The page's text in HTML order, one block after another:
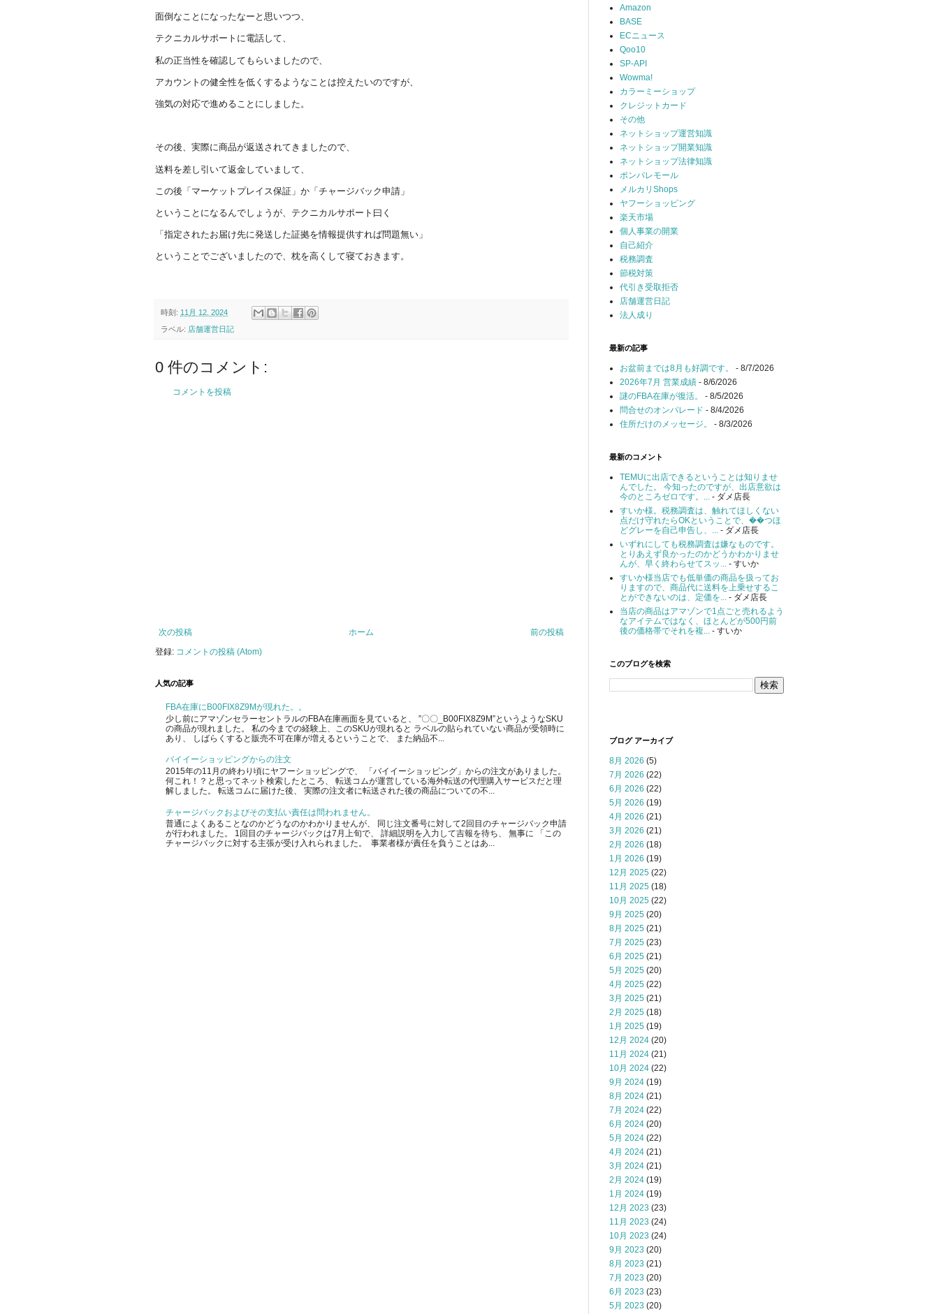
面倒なことになったなーと思いつつ、
テクニカルサポートに電話して、
私の正当性を確認してもらいましたので、
アカウントの健全性を低くするようなことは控えたいのですが、
強気の対応で進めることにしました。
その後、実際に商品が返送されてきましたので、
送料を差し引いて返金していまして、
この後「マーケットプレイス保証」か「チャージバック申請」
ということになるんでしょうが、テクニカルサポート曰く
「指定されたお届け先に発送した証拠を情報提供すれば問題無い」
ということでございましたので、枕を高くして寝ておきます。
時刻: 11月 12, 2024
ラベル: 店舗運営日記
0 件のコメント:
コメントを投稿
次の投稿 前の投稿
ホーム
登録: コメントの投稿 (Atom)
人気の記事
FBA在庫にB00FIX8Z9Mが現れた。。
少し前にアマゾンセラーセントラルのFBA在庫画面を見ていると、 ”〇〇_B00FIX8Z9M”というようなSKU
の商品が現れました。 私の今までの経験上、このSKUが現れると ラベルの貼られていない商品が受領時に
あり、 しばらくすると販売不可在庫が増えるということで、 また納品不...
バイイーショッピングからの注文
2015年の11月の終わり頃にヤフーショッピングで、 「バイイーショッピング」からの注文がありました。
何これ！？と思ってネット検索したところ、 転送コムが運営している海外転送の代理購入サービスだと理
解しました。 転送コムに届けた後、 実際の注文者に転送された後の商品についての不...
チャージバックおよびその支払い責任は問われません。
普通によくあることなのかどうなのかわかりませんが、 同じ注文番号に対して2回目のチャージバック申請
が行われました。 1回目のチャージバックは7月上旬で、 詳細説明を入力して吉報を待ち、 無事に 「この
チャージバックに対する主張が受け入れられました。 事業者様が責任を負うことはあ...
Amazon
BASE
ECニュース
Qoo10
SP-API
Wowma!
カラーミーショップ
クレジットカード
その他
ネットショップ運営知識
ネットショップ開業知識
ネットショップ法律知識
ポンパレモール
メルカリShops
ヤフーショッピング
楽天市場
個人事業の開業
自己紹介
税務調査
節税対策
代引き受取拒否
店舗運営日記
法人成り
最新の記事
お盆前までは8月も好調です。
- 8/7/2026
2026年7月 営業成績 - 8/6/2026
謎のFBA在庫が復活。
- 8/5/2026
問合せのオンパレード - 8/4/2026
住所だけのメッセージ。
- 8/3/2026
最新のコメント
TEMUに出店できるということは知りませ
んでした。 今知ったのですが、出店意欲は
今のところゼロです。... - ダメ店長
すいか様。税務調査は、触れてほしくない
点だけ守れたらOKということで、��つほ
どグレーを自己申告し、... - ダメ店長
いずれにしても税務調査は嫌なものです。
とりあえず良かったのかどうかわかりませ
んが、早く終わらせてスッ... - すいか
すいか様当店でも低単価の商品を扱ってお
りますので、商品代に送料を上乗せするこ
とができないのは、定価を... - ダメ店長
当店の商品はアマゾンで1点ごと売れるよう
なアイテムではなく、ほとんどが500円前
後の価格帯でそれを複... - すいか
このブログを検索
ブログ アーカイブ
8月 2026 (5)
7月 2026 (22)
6月 2026 (22)
5月 2026 (19)
4月 2026 (21)
3月 2026 (21)
2月 2026 (18)
1月 2026 (19)
12月 2025 (22)
11月 2025 (18)
10月 2025 (22)
9月 2025 (20)
8月 2025 (21)
7月 2025 (23)
6月 2025 (21)
5月 2025 (20)
4月 2025 (22)
3月 2025 (21)
2月 2025 (18)
1月 2025 (19)
12月 2024 (20)
11月 2024 (21)
10月 2024 (22)
9月 2024 (19)
8月 2024 (21)
7月 2024 (22)
6月 2024 (20)
5月 2024 (22)
4月 2024 (21)
3月 2024 (21)
2月 2024 (19)
1月 2024 (19)
12月 2023 (23)
11月 2023 (24)
10月 2023 (24)
9月 2023 (20)
8月 2023 (21)
7月 2023 (20)
6月 2023 (23)
5月 2023 (20)